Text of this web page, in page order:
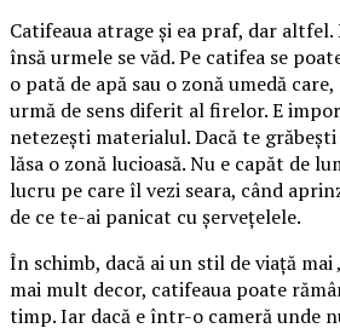
Catifeaua atrage și ea praf, dar altfel.
însă urmele se văd. Pe catifea se
o pată de apă sau o zonă umedă
urmă de sens diferit al firelor. E
netezești materialul. Dacă te
lăsa o zonă lucioasă. Nu e capăt de
lucru pe care îl vezi seara, când
de ce te-ai panicat cu șervețelele.
În schimb, dacă ai un stil de viață mai
mai mult decor, catifeaua poate
timp. Iar dacă e într-o cameră unde